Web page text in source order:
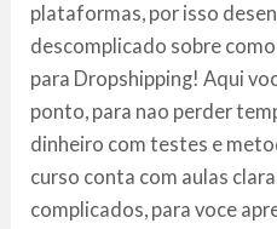
plataformas, por isso
descomplicado sobre
para Dropshipping! Aqui
ponto, para nao perder
dinheiro com testes e
curso conta com aulas
complicados, para voce